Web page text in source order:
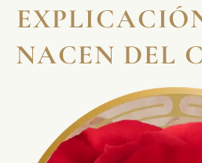
NACEN DEL